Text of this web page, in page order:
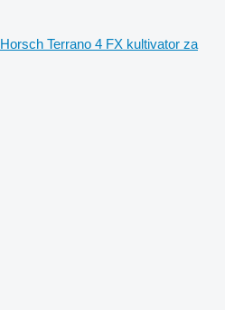
Horsch Terrano 4 FX kultivator za